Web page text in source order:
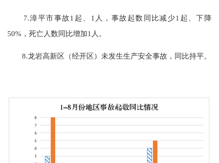
7.漳平市事故1起、1人，事故起数同比减少1起、下降
50%，死亡人数同比增加1人。
8.龙岩高新区（经开区）未发生生产安全事故，同比持平。